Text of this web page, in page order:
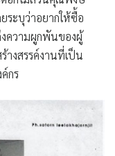
ระบุว่าอยากให้ซื้อ
ความผูกพันของผู้
างสรรค์งานที่เป็น
กร